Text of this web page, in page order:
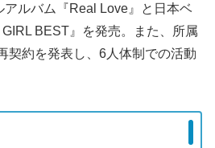
アルバム『Real Love』と日本ベ
BEST』を発売。また、所属
契約を発表し、6人体制での活動